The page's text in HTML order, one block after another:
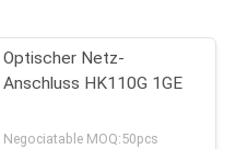
Optischer Netz-
Anschluss HK110G 1GE
Negociatable MOQ:50pcs